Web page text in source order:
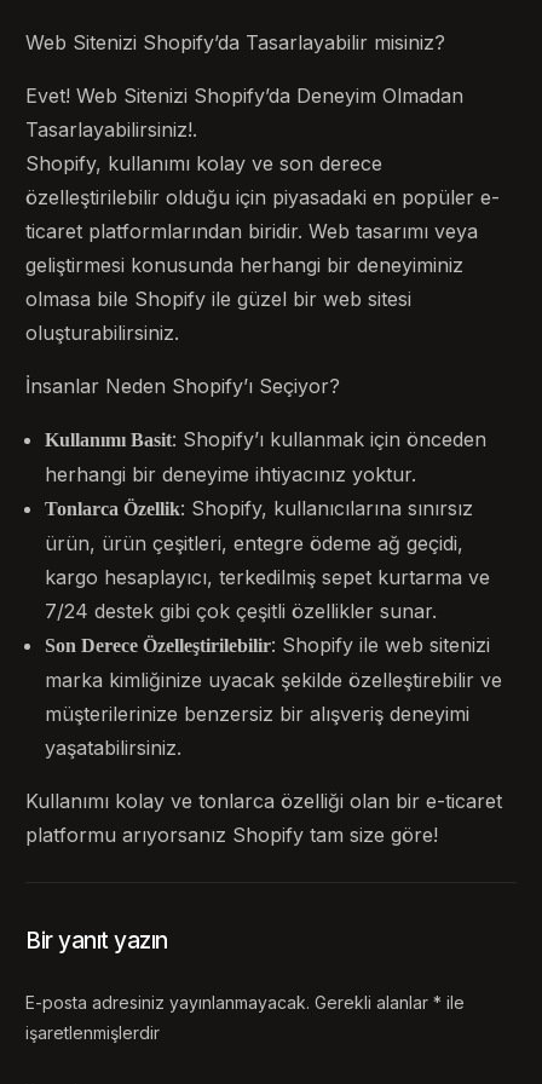
Web Sitenizi Shopify’da Tasarlayabilir misiniz?
Evet! Web Sitenizi Shopify’da Deneyim Olmadan
Tasarlayabilirsiniz!.
Shopify, kullanımı kolay ve son derece
özelleştirilebilir olduğu için piyasadaki en popüler e-
ticaret platformlarından biridir. Web tasarımı veya
geliştirmesi konusunda herhangi bir deneyiminiz
olmasa bile Shopify ile güzel bir web sitesi
oluşturabilirsiniz.
İnsanlar Neden Shopify’ı Seçiyor?
Kullanımı Basit: Shopify’ı kullanmak için önceden
herhangi bir deneyime ihtiyacınız yoktur.
Tonlarca Özellik: Shopify, kullanıcılarına sınırsız
ürün, ürün çeşitleri, entegre ödeme ağ geçidi,
kargo hesaplayıcı, terkedilmiş sepet kurtarma ve
7/24 destek gibi çok çeşitli özellikler sunar.
Son Derece Özelleştirilebilir: Shopify ile web sitenizi
marka kimliğinize uyacak şekilde özelleştirebilir ve
müşterilerinize benzersiz bir alışveriş deneyimi
yaşatabilirsiniz.
Kullanımı kolay ve tonlarca özelliği olan bir e-ticaret
platformu arıyorsanız Shopify tam size göre!
Bir yanıt yazın
E-posta adresiniz yayınlanmayacak. Gerekli alanlar* ile
işaretlenmişlerdir